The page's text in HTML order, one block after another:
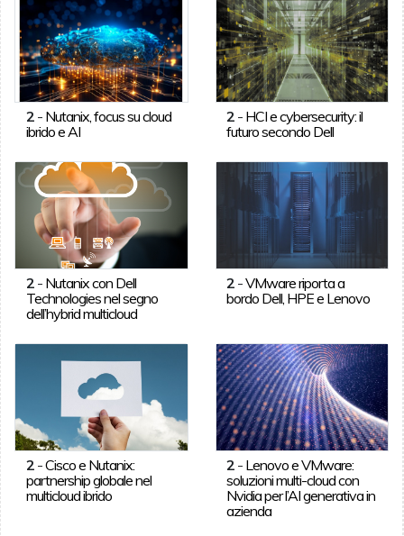
2- Nutanix, focus su cloud
ibrido e AI
2 - HCI e cybersecurity: il
futuro secondo Dell
2- Nutanix con Dell
Technologies nel segno
dell’hybrid multicloud
2 -VMware riporta a
bordo Dell, HPE e Lenovo
2-Cisco e Nutanix:
partnership globale nel
multicloud ibrido
2 - Lenovo e VMware:
soluzioni multi-cloud con
Nvidia per l’AI generativa in
azienda